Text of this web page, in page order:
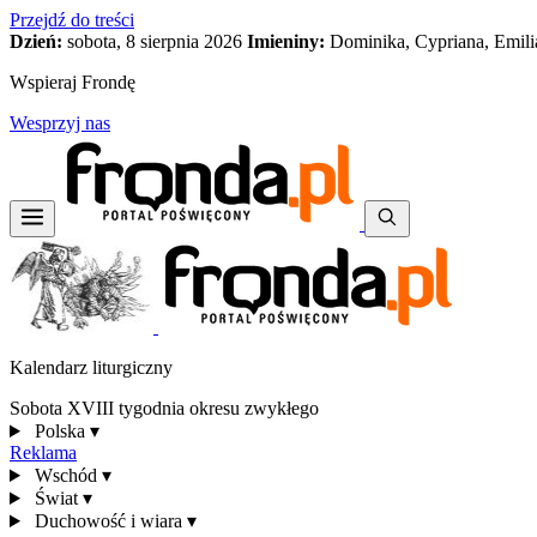
Przejdź do treści
Dzień: sobota, 8 sierpnia 2026 Imieniny: Dominika, Cypriana,
Wspieraj Frondę
Wesprzyj nas
Kalendarz liturgiczny
Sobota XVIII tygodnia okresu zwykłego
Polska ▾
Reklama
Wschód ▾
Świat ▾
Duchowość i wiara ▾